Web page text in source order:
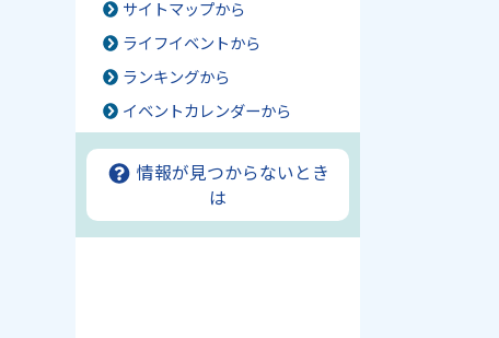
サイトマップから
ライフイベントから
ランキングから
イベントカレンダーから
情報が見つからないとき
は